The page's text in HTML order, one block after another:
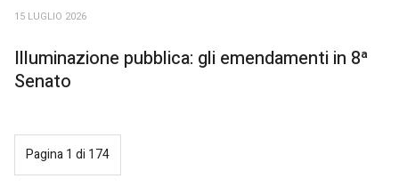
15 LUGLIO 2026
Illuminazione pubblica: gli emendamenti in 8ª
Senato
Pagina 1 di 174